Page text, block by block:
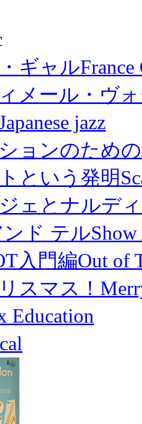
ギャルFrance
メール・ヴ
jazz
ョンのため
という発明
ェとナルデ
ド テル
入門編Out of
スマス！
Education